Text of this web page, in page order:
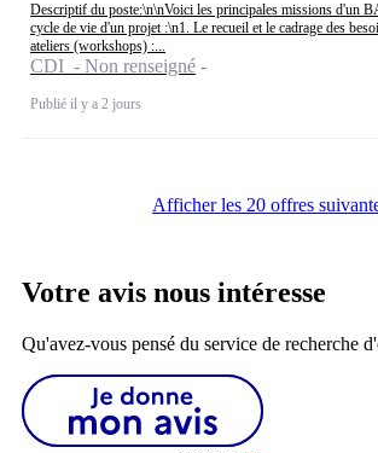
Descriptif du poste:\n\nVoici les principales missions d'un
cycle de vie d'un projet :\n1. Le recueil et le cadrage des
ateliers (workshops) :...
CDI - Non renseigné
Publié il y a 2 jours
Afficher les 20 offres
Votre avis nous intéresse
Qu'avez-vous pensé du service de recherche